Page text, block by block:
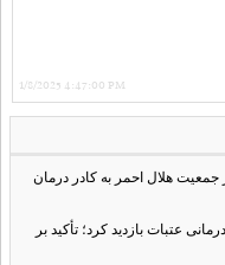
1/8/2025 4:47:00 PM
جمعیت هلال احمر به کادر درمان
عتبات بازدید کرد؛ تأکید بر